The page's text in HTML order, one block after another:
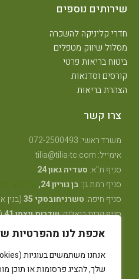
אכפת לנו מהפרטיות
שלך, להציג פרסומות או תוכן
שירותים נוספים
חדרי קליניקה להשכרה
מסלול שיווק מטפלים
ביטוח בריאות פרטי
קורסים וסדנאות
הצהרת בריאות
צרו קשר
משרד ראשי: 072-2500493
אימייל: tilia@tilia-tc.com
סניף ת"א:סעדיה גאון 24
סניף רמת גן:בן גוריון 24, קליניקה
סניף חיפה:טשרניחובסקי 35
(בנין
סניף קרית ביאליק:שדרות ויצמן 41
סניף קיבוץ אלונים:ליד מרכז אלון